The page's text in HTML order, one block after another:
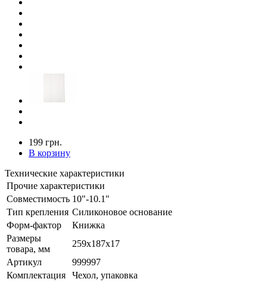
199 грн.
В корзину
Технические характеристики
Прочие характеристики
Совместимость 10"-10.1"
Тип крепления Силиконовое основание
Форм-фактор
Книжка
Размеры
товара, мм
259х187x17
Артикул
999997
Комплектация
Чехол, упаковка